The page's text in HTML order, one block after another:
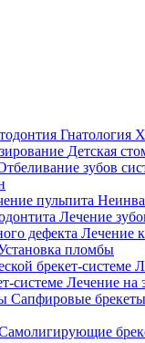
Гнатология
Детская
зубов
пульпита
Лечение
дефекта Лечение
пломбы
брекет-системе
системе Лечение на
Сапфировые брекеты